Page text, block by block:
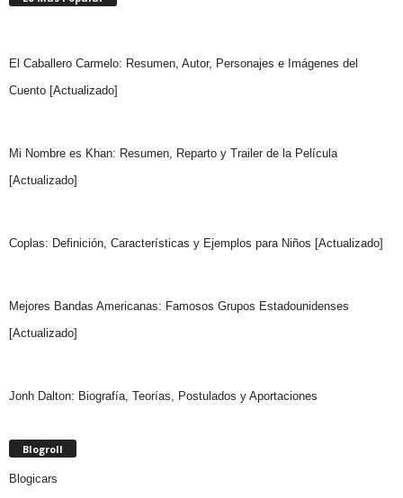
El Caballero Carmelo: Resumen, Autor, Personajes e Imágenes del
Cuento [Actualizado]
Mi Nombre es Khan: Resumen, Reparto y Trailer de la Película
[Actualizado]
Coplas: Definición, Características y Ejemplos para Niños [Actualizado]
Mejores Bandas Americanas: Famosos Grupos Estadounidenses
[Actualizado]
Jonh Dalton: Biografía, Teorías, Postulados y Aportaciones
Blogroll
Blogicars